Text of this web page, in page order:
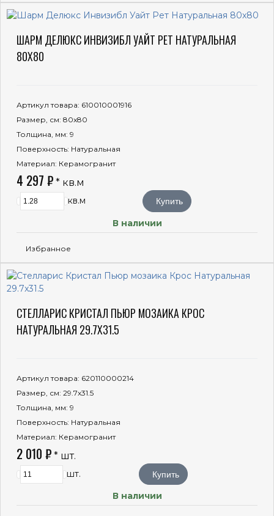
ШАРМ ДЕЛЮКС ИНВИЗИБЛ УАЙТ РЕТ НАТУРАЛЬНАЯ
80X80
Артикул товара: 610010001916
Размер, см: 80x80
Толщина, мм: 9
Поверхность: Натуральная
Материал: Керамогранит
4 297 ₽ * кв.м
кв.м Купить
В наличии
Избранное
СТЕЛЛАРИС КРИСТАЛ ПЬЮР МОЗАИКА КРОС
НАТУРАЛЬНАЯ 29.7X31.5
Артикул товара: 620110000214
Размер, см: 29.7x31.5
Толщина, мм: 9
Поверхность: Натуральная
Материал: Керамогранит
2 010 ₽ * шт.
шт. Купить
В наличии